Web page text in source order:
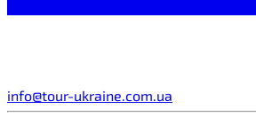
info@tour-ukraine.com.ua